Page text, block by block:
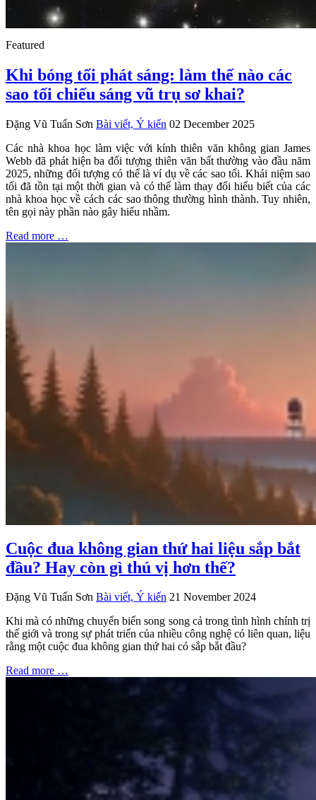
Featured
Khi bóng tối phát sáng: làm thế nào các
sao tối chiếu sáng vũ trụ sơ khai?
Đặng Vũ Tuấn Sơn Bài viết, Ý kiến 02 December 2025
Các nhà khoa học làm việc với kính thiên văn không gian James
Webb đã phát hiện ba đối tượng thiên văn bất thường vào đầu năm
2025, những đối tượng có thể là ví dụ về các sao tối. Khái niệm sao
tối đã tồn tại một thời gian và có thể làm thay đổi hiểu biết của các
nhà khoa học về cách các sao thông thường hình thành. Tuy nhiên,
tên gọi này phần nào gây hiểu nhầm.
Read more …
Cuộc đua không gian thứ hai liệu sắp bắt
đầu? Hay còn gì thú vị hơn thế?
Đặng Vũ Tuấn Sơn Bài viết, Ý kiến 21 November 2024
Khi mà có những chuyển biến song song cả trong tình hình chính trị
thế giới và trong sự phát triển của nhiều công nghệ có liên quan, liệu
rằng một cuộc đua không gian thứ hai có sắp bắt đầu?
Read more …